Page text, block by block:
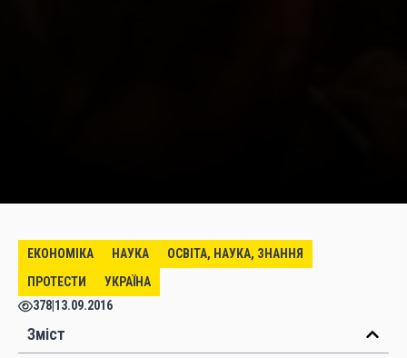
ЕКОНОМІКА НАУКА
ОСВІТА, НАУКА, ЗНАННЯ
ПРОТЕСТИ
УКРАЇНА
378 13.09.2016
Зміст